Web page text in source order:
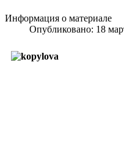
Информация о материале
Опубликовано: 18